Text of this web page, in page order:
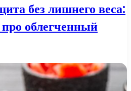
без лишнего веса:
облегченный